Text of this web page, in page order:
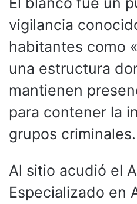
vigilancia
habitantes como
una estructura
mantienen
para contener la
grupos criminales.
Al sitio acudió el
Especializado en